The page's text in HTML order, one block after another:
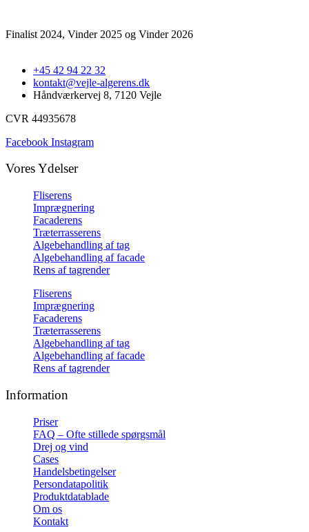
Finalist 2024, Vinder 2025 og Vinder 2026
+45 42 94 22 32
kontakt@vejle-algerens.dk
Håndværkervej 8, 7120 Vejle
CVR 44935678
Facebook Instagram
Vores Ydelser
Fliserens
Imprægnering
Facaderens
Træterrasserens
Algebehandling af tag
Algebehandling af facade
Rens af tagrender
Fliserens
Imprægnering
Facaderens
Træterrasserens
Algebehandling af tag
Algebehandling af facade
Rens af tagrender
Information
Priser
FAQ – Ofte stillede spørgsmål
Drej og vind
Cases
Handelsbetingelser
Persondatapolitik
Produktdatablade
Om os
Kontakt